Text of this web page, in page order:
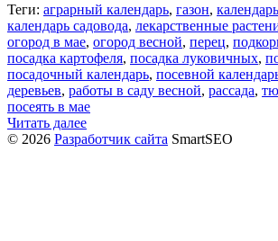
Теги: аграрный календарь, газон,
календарь садовода, лекарственные
огород в мае, огород весной, перец,
посадка картофеля, посадка луковичных,
посадочный календарь, посевной
деревьев, работы в саду весной, рассада,
посеять в мае
Читать далее
© 2026 Разработчик сайта SmartSEO